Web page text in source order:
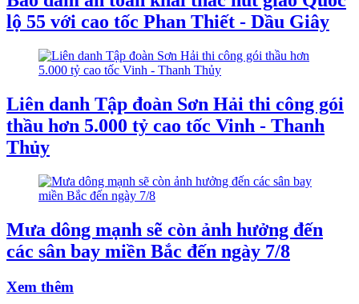
lộ 55 với cao tốc Phan Thiết - Dầu Giây
Liên danh Tập đoàn Sơn Hải thi công gói
thầu hơn 5.000 tỷ cao tốc Vinh - Thanh
Thủy
Mưa dông mạnh sẽ còn ảnh hưởng đến
các sân bay miền Bắc đến ngày 7/8
Xem thêm